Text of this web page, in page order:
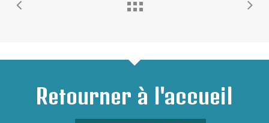
Retourner à l'accueil